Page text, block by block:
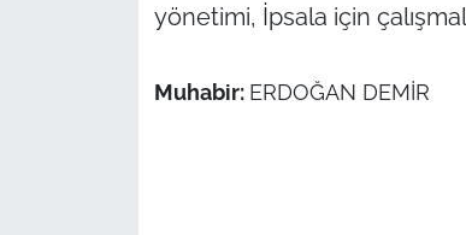
yönetimi, İpsala için
Muhabir: ERDOĞAN DEMİR